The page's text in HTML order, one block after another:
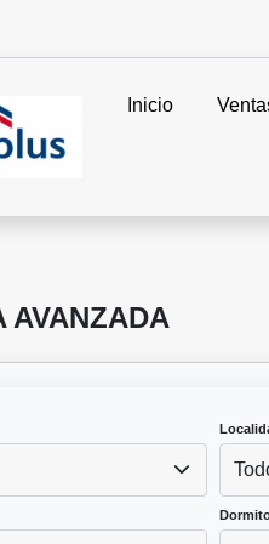
Inicio
AVANZADA